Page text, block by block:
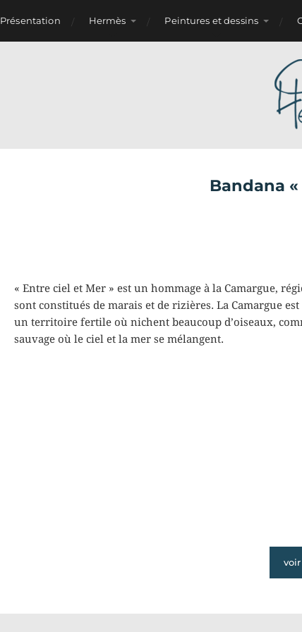
Présentation Hermès Peintures et dessins
Bandana
« Entre ciel et Mer » est un hommage à la Camargue,
sont constitués de marais et de rizières. La Camargue
un territoire fertile où nichent beaucoup d’oiseaux,
sauvage où le ciel et la mer se mélangent.